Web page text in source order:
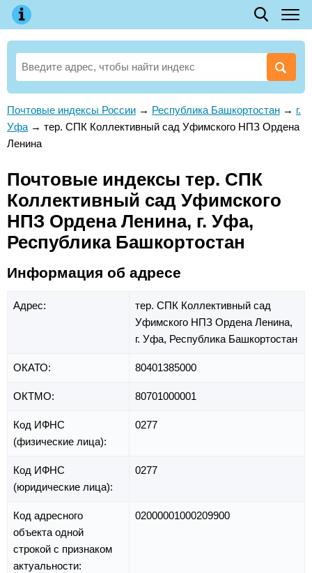
Почтовые индексы России → Республика Башкортостан → г.
Уфа → тер. СПК Коллективный сад Уфимского НПЗ Ордена
Ленина
Почтовые индексы тер. СПК
Коллективный сад Уфимского
НПЗ Ордена Ленина, г. Уфа,
Республика Башкортостан
Информация об адресе
Адрес:
тер. СПК Коллективный сад
Уфимского НПЗ Ордена Ленина,
г. Уфа, Республика Башкортостан
ОКАТО: 80401385000
ОКТМО: 80701000001
Код ИФНС
(физические лица):
0277
Код ИФНС
(юридические лица):
0277
Код адресного
объекта одной
строкой с признаком
актуальности:
02000001000209900